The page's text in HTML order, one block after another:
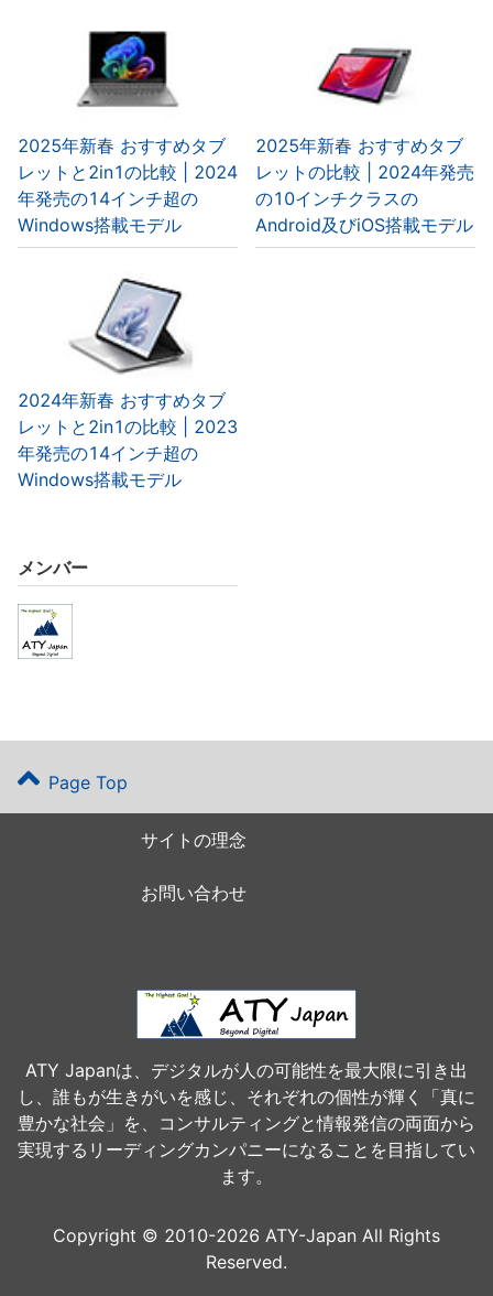
2025年新春 おすすめタブ
レットと2in1の比較 | 2024
年発売の14インチ超の
Windows搭載モデル
2025年新春 おすすめタブ
レットの比較 | 2024年発売
の10インチクラスの
Android及びiOS搭載モデル
2024年新春 おすすめタブ
レットと2in1の比較 | 2023
年発売の14インチ超の
Windows搭載モデル
メンバー
Page Top
サイトの理念
お問い合わせ
ATY Japanは、デジタルが人の可能性を最大限に引き出
し、誰もが生きがいを感じ、それぞれの個性が輝く「真に
豊かな社会」を、コンサルティングと情報発信の両面から
実現するリーディングカンパニーになることを目指してい
ます。
Copyright © 2010-2026 ATY-Japan All Rights
Reserved.